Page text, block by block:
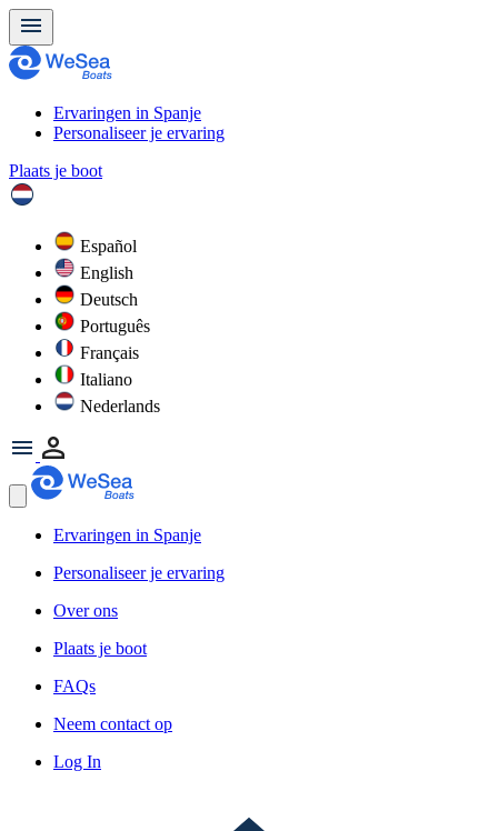
Ervaringen in Spanje
Personaliseer je ervaring
Plaats je boot
Español
English
Deutsch
Português
Français
Italiano
Nederlands
Ervaringen in Spanje
Personaliseer je ervaring
Over ons
Plaats je boot
FAQs
Neem contact op
Log In